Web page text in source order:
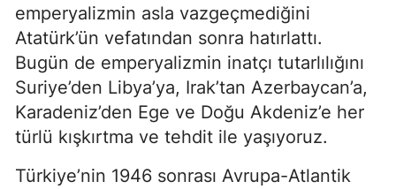
emperyalizmin asla vazgeçmediğini
Atatürk’ün vefatından sonra hatırlattı.
Bugün de emperyalizmin inatçı tutarlılığını
Suriye’den Libya’ya, Irak’tan Azerbaycan’a,
Karadeniz’den Ege ve Doğu Akdeniz’e her
türlü kışkırtma ve tehdit ile yaşıyoruz.
Türkiye’nin 1946 sonrası Avrupa-Atlantik